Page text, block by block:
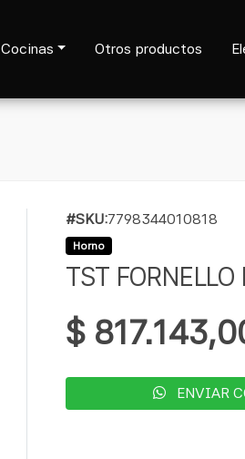
Cocinas Otros productos
#SKU:7798344010818
Horno
TST
$
ENVIAR